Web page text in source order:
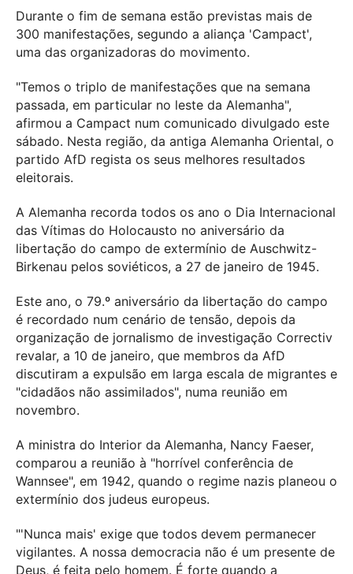
Durante o fim de semana estão previstas mais de
300 manifestações, segundo a aliança 'Campact',
uma das organizadoras do movimento.
"Temos o triplo de manifestações que na semana
passada, em particular no leste da Alemanha",
afirmou a Campact num comunicado divulgado este
sábado. Nesta região, da antiga Alemanha Oriental, o
partido AfD regista os seus melhores resultados
eleitorais.
A Alemanha recorda todos os ano o Dia Internacional
das Vítimas do Holocausto no aniversário da
libertação do campo de extermínio de Auschwitz-
Birkenau pelos soviéticos, a 27 de janeiro de 1945.
Este ano, o 79.º aniversário da libertação do campo
é recordado num cenário de tensão, depois da
organização de jornalismo de investigação Correctiv
revalar, a 10 de janeiro, que membros da AfD
discutiram a expulsão em larga escala de migrantes e
"cidadãos não assimilados", numa reunião em
novembro.
A ministra do Interior da Alemanha, Nancy Faeser,
comparou a reunião à "horrível conferência de
Wannsee", em 1942, quando o regime nazis planeou o
extermínio dos judeus europeus.
"'Nunca mais' exige que todos devem permanecer
vigilantes. A nossa democracia não é um presente de
Deus, é feita pelo homem. É forte quando a